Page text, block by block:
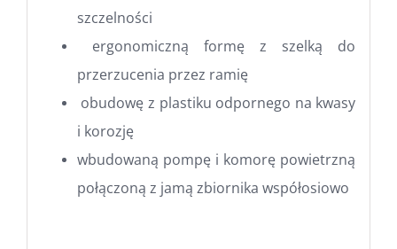
szczelności
ergonomiczną formę z szelką do
przerzucenia przez ramię
obudowę z plastiku odpornego na kwasy
i korozję
wbudowaną pompę i komorę powietrzną
połączoną z jamą zbiornika współosiowo